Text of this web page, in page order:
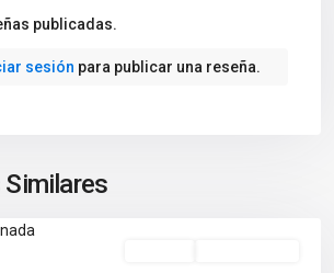
publicadas.
sesión para publicar una reseña.